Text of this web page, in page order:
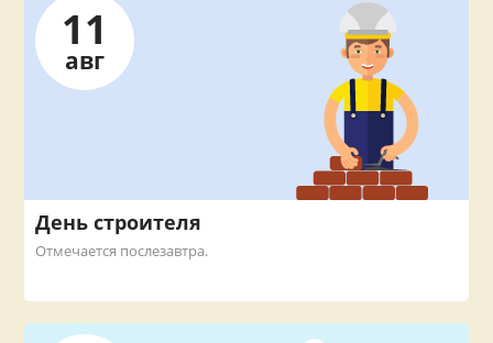
11
авг
День строителя
Отмечается послезавтра.